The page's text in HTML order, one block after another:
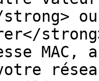
strong>